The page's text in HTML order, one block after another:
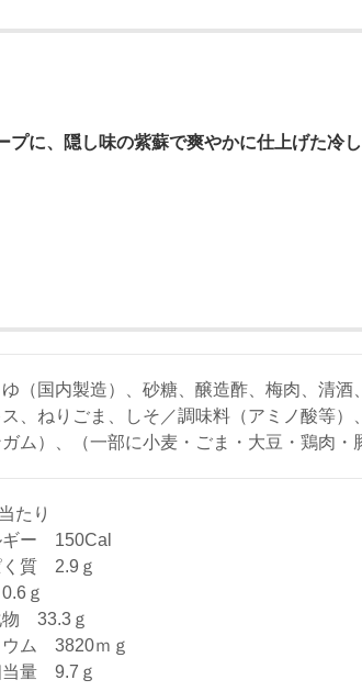
プに、隠し味の紫蘇で爽やかに仕上げた冷
ゆ（国内製造）、砂糖、醸造酢、梅肉、清
、ねりごま、しそ／調味料（アミノ酸等
ム）、（一部に小麦・ごま・大豆・鶏肉・
たり
ギー 150Cal
く質 2.9ｇ
ｇ
物 33.3ｇ
ウム 3820ｍｇ
当量 9.7ｇ